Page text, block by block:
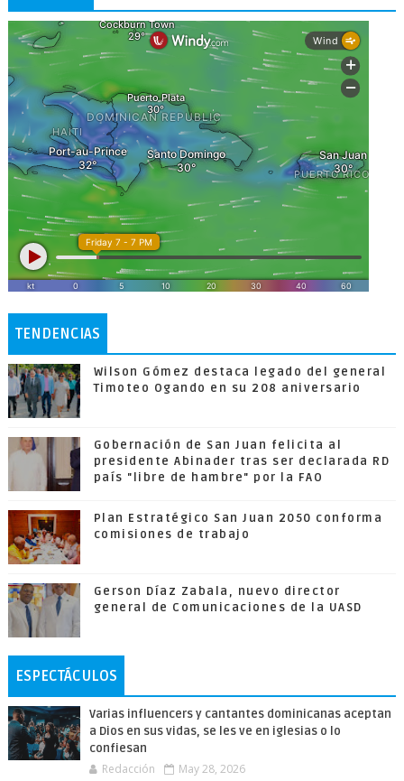
TENDENCIAS
Wilson Gómez destaca legado del general
Timoteo Ogando en su 208 aniversario
Gobernación de San Juan felicita al
presidente Abinader tras ser declarada RD
país "libre de hambre" por la FAO
Plan Estratégico San Juan 2050 conforma
comisiones de trabajo
Gerson Díaz Zabala, nuevo director
general de Comunicaciones de la UASD
ESPECTÁCULOS
Varias influencers y cantantes dominicanas aceptan
a Dios en sus vidas, se les ve en iglesias o lo
confiesan
Redacción May 28, 2026